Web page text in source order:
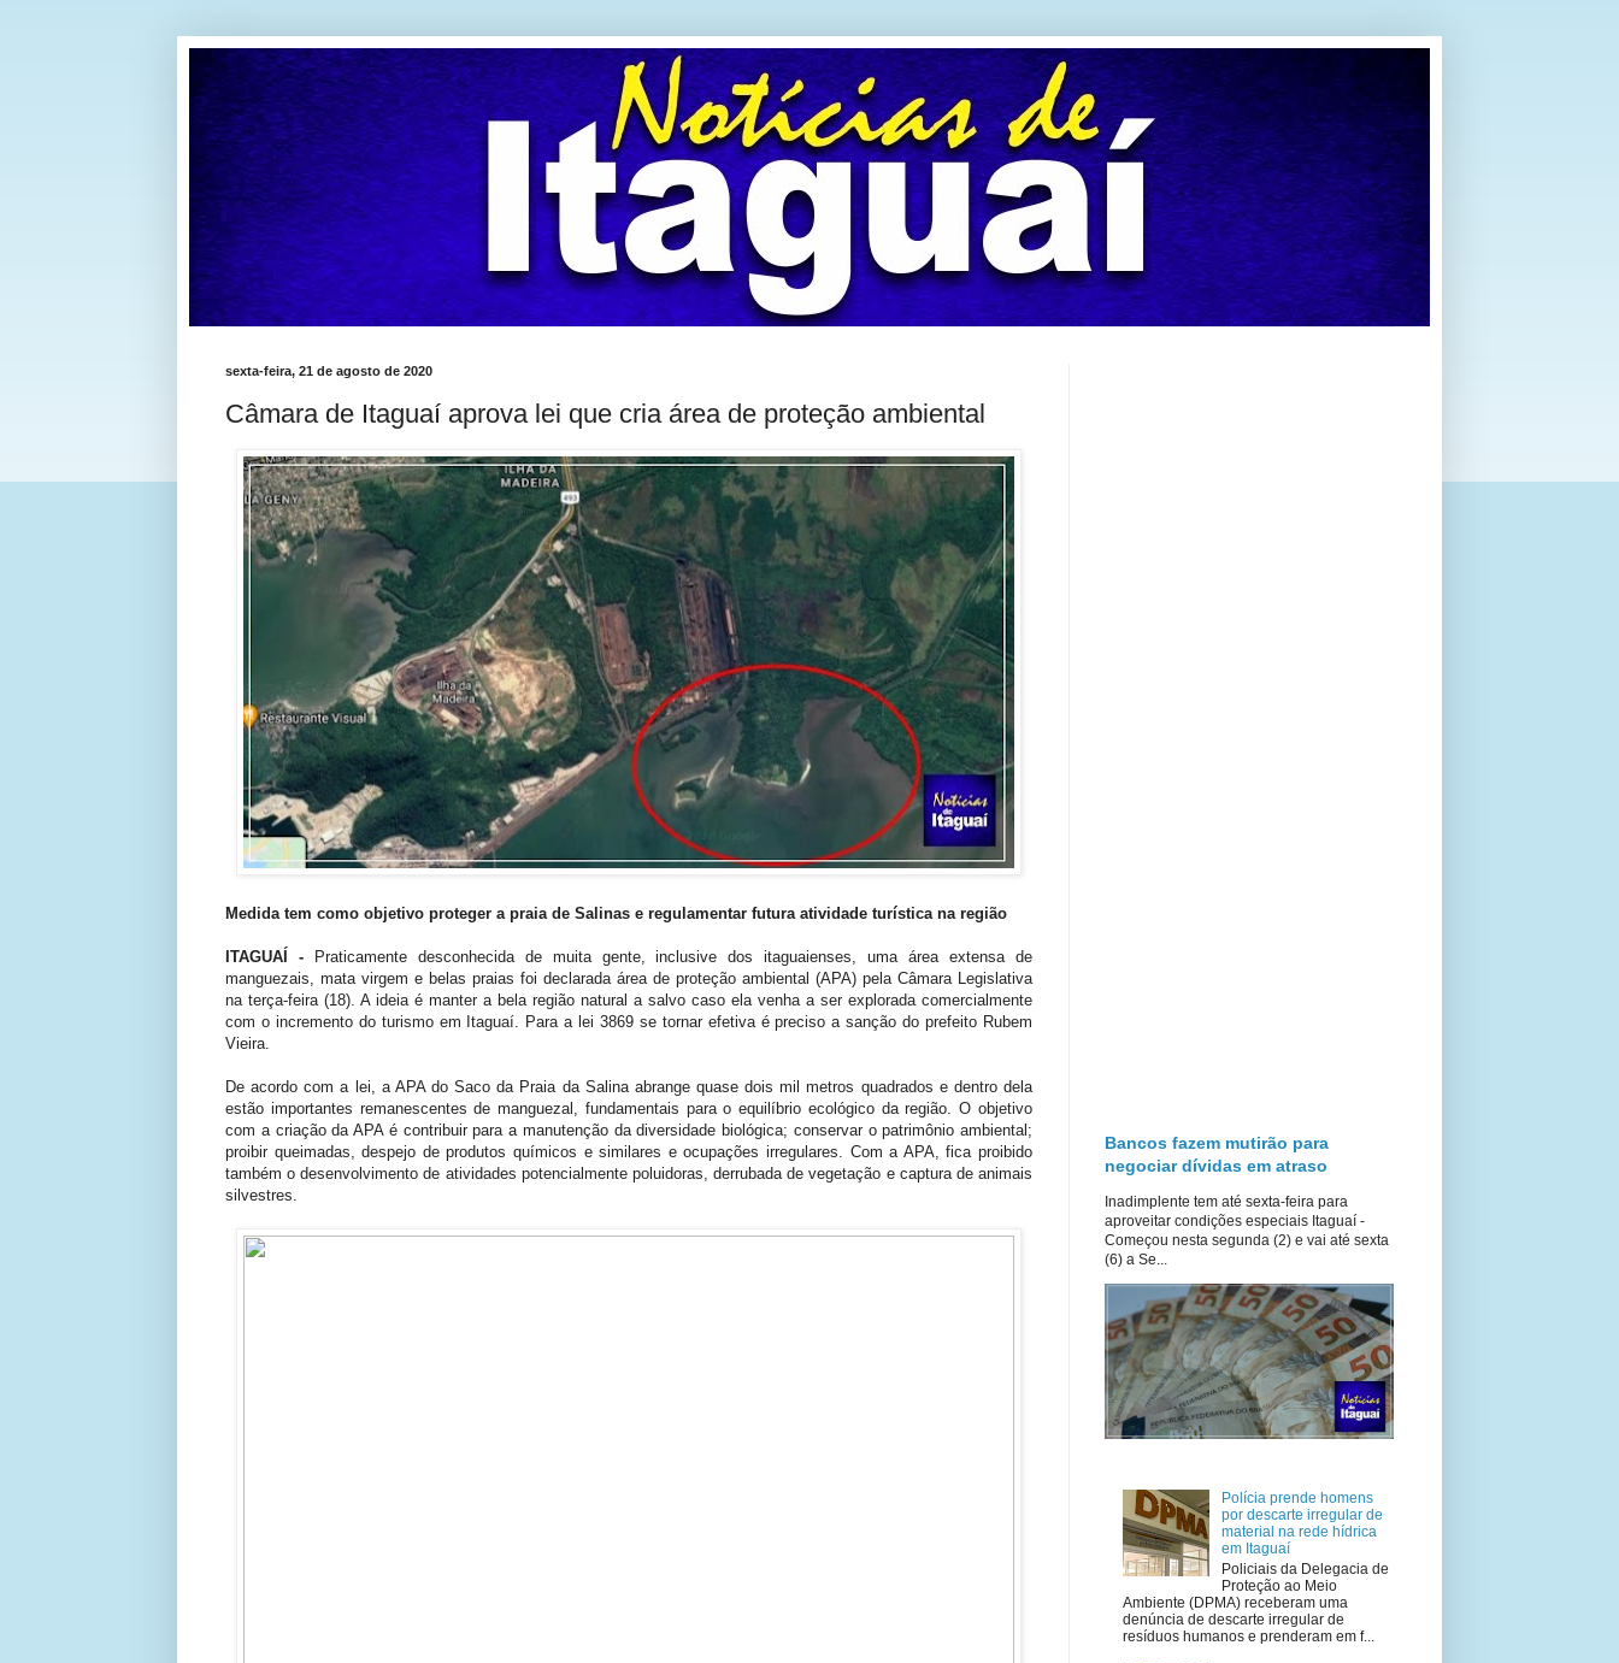
sexta-feira, 21 de agosto de 2020
Câmara de Itaguaí aprova lei que cria área de proteção ambiental
Medida tem como objetivo proteger a praia de Salinas e regulamentar futura atividade turística na região
ITAGUAÍ - Praticamente desconhecida de muita gente, inclusive dos itaguaienses, uma área extensa de
manguezais, mata virgem e belas praias foi declarada área de proteção ambiental (APA) pela Câmara Legislativa
na terça-feira (18). A ideia é manter a bela região natural a salvo caso ela venha a ser explorada comercialmente
com o incremento do turismo em Itaguaí. Para a lei 3869 se tornar efetiva é preciso a sanção do prefeito Rubem
Vieira.
De acordo com a lei, a APA do Saco da Praia da Salina abrange quase dois mil metros quadrados e dentro dela
estão importantes remanescentes de manguezal, fundamentais para o equilíbrio ecológico da região. O objetivo
com a criação da APA é contribuir para a manutenção da diversidade biológica; conservar o patrimônio ambiental;
proibir queimadas, despejo de produtos químicos e similares e ocupações irregulares. Com a APA, fica proibido
também o desenvolvimento de atividades potencialmente poluidoras, derrubada de vegetação e captura de animais
silvestres.
Bancos fazem mutirão para
negociar dívidas em atraso
Inadimplente tem até sexta-feira para
aproveitar condições especiais Itaguaí -
Começou nesta segunda (2) e vai até sexta
(6) a Se...
Polícia prende homens
por descarte irregular de
material na rede hídrica
em Itaguaí
Policiais da Delegacia de
Proteção ao Meio
Ambiente (DPMA) receberam uma
denúncia de descarte irregular de
resíduos humanos e prenderam em f...